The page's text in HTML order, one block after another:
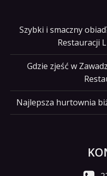
Szybki i smaczny
Restauracji
Gdzie zjeść w
Najlepsza hurtownia